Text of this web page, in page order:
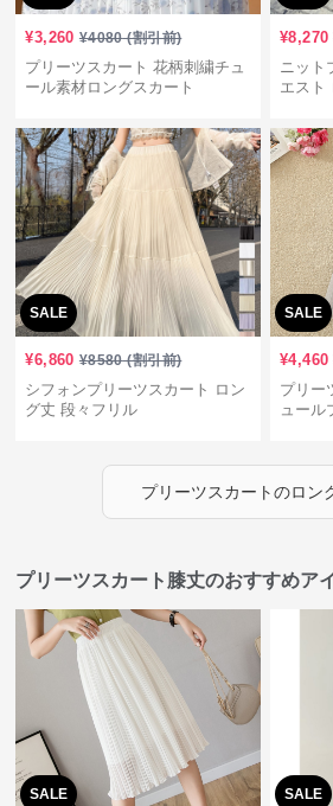
¥3,260 ¥4080(割引前)
プリーツスカート 花柄刺繍チュ
ール素材ロングスカート
¥8,270
ニット
エスト
SALE
¥6,860 ¥8580(割引前)
シフォンプリーツスカート ロン
グ丈 段々フリル
SALE
¥4,460
プリー
ュール
プリーツスカートのロン
プリーツスカート膝丈のおすすめア
SALE SALE